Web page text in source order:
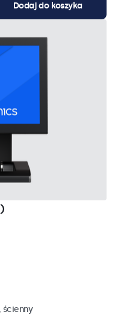
Dodaj do koszyka
ścienny